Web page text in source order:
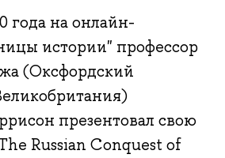
года на онлайн-
истории" профессор
(Оксфордский
презентовал свою
Russian Conquest of